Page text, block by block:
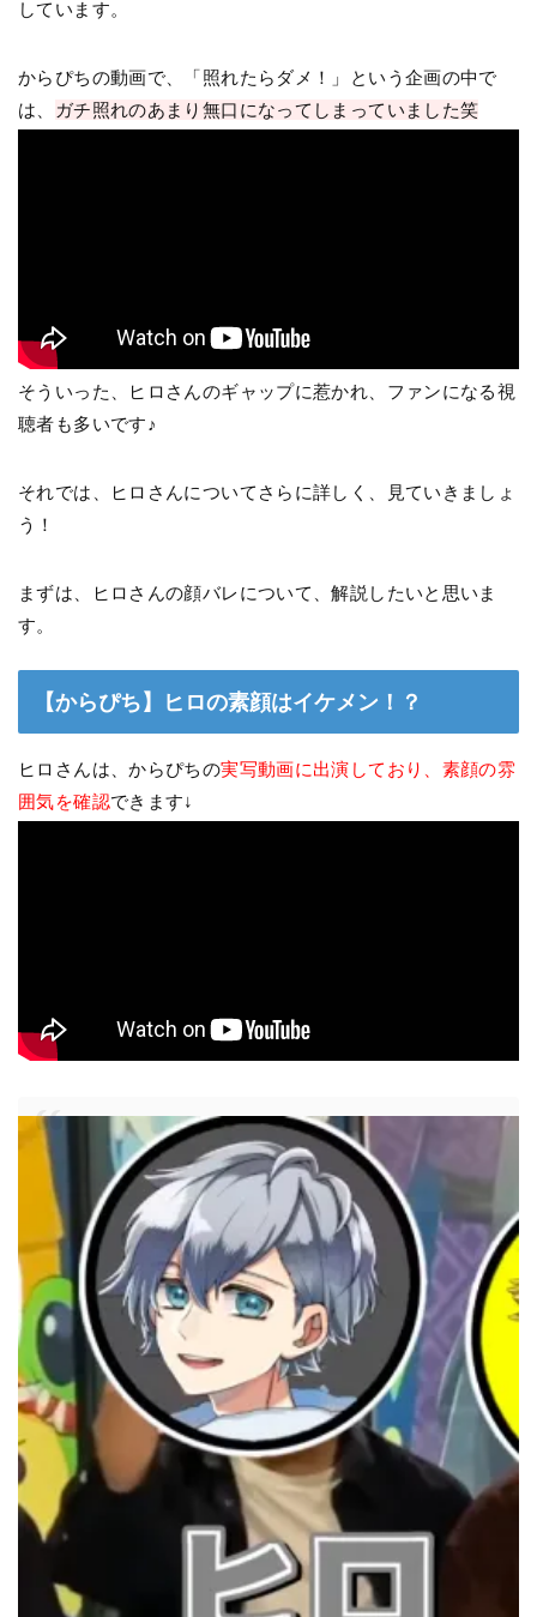
しています。
からぴちの動画で、「照れたらダメ！」という企画の中で
は、
ガチ照れのあまり無口になってしまっていました笑
そういった、ヒロさんのギャップに惹かれ、ファンになる視
聴者も多いです♪
それでは、ヒロさんについてさらに詳しく、見ていきましょ
う！
まずは、ヒロさんの顔バレについて、解説したいと思いま
す。
【からぴち】ヒロの素顔はイケメン！？
ヒロさんは、からぴちの実写動画に出演しており、素顔の雰
囲気を確認できます↓